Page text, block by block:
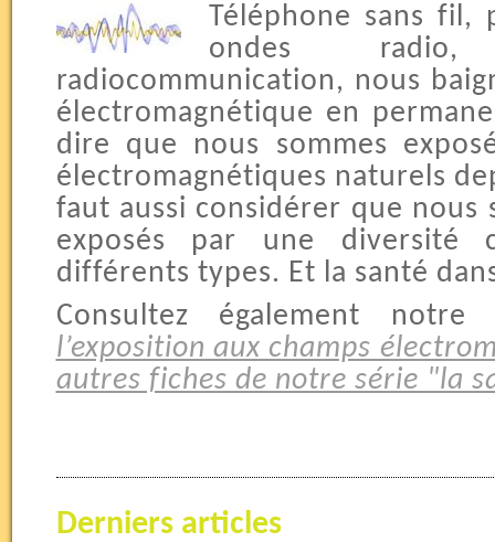
Téléphone sans fil,
ondes
radiocommunication, nous
électromagnétique en
dire que nous sommes
électromagnétiques naturels
faut aussi considérer que nous
exposés par une diversité
différents types. Et la santé
Consultez également
l’exposition aux champs
autres fiches de notre série "la
Derniers articles